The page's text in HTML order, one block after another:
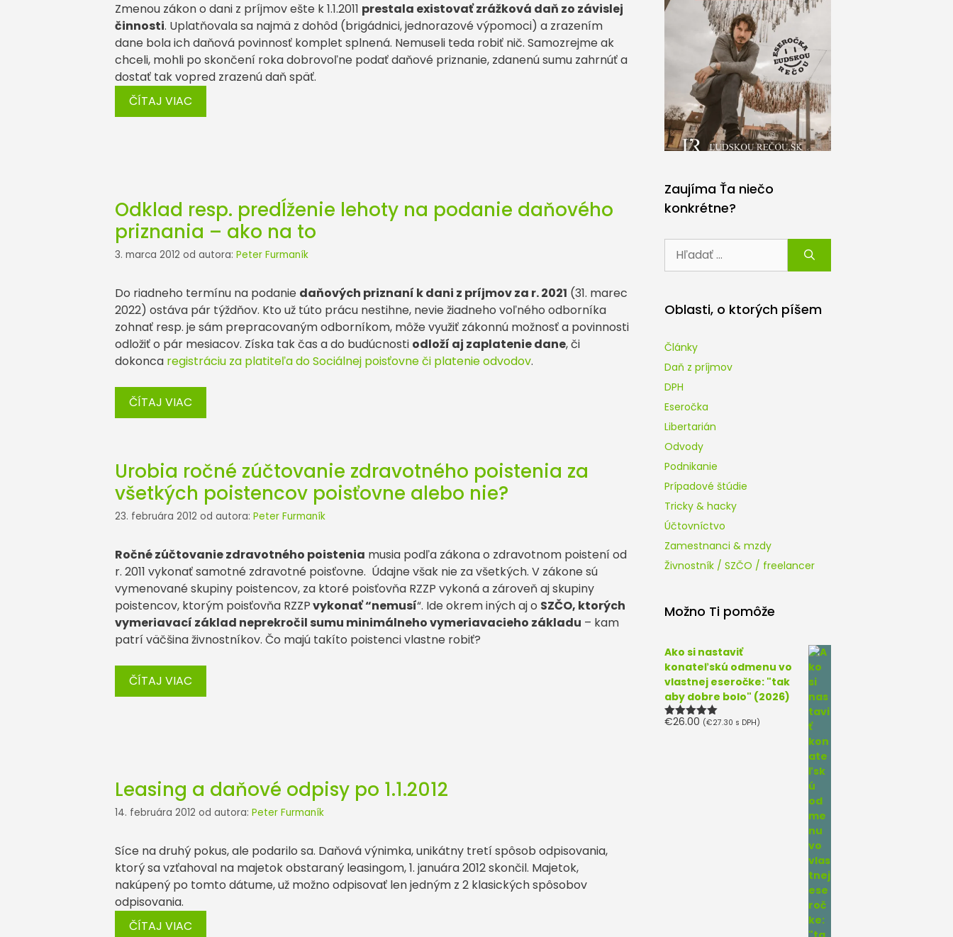
Zmenou zákon o dani z príjmov ešte k 1.1.2011 prestala existovať zrážková daň zo závislej
činnosti. Uplatňovala sa najmä z dohôd (brigádnici, jednorazové výpomoci) a zrazením
dane bola ich daňová povinnosť komplet splnená. Nemuseli teda robiť nič. Samozrejme ak
chceli, mohli po skončení roka dobrovoľne podať daňové priznanie, zdanenú sumu zahrnúť a
dostať tak vopred zrazenú daň späť.
ČÍTAJ VIAC
Odklad resp. predĺženie lehoty na podanie daňového
priznania – ako na to
3. marca 2012 od autora: Peter Furmaník
Do riadneho termínu na podanie daňových priznaní k dani z príjmov za r. 2021 (31. marec
2022) ostáva pár týždňov. Kto už túto prácu nestihne, nevie žiadneho voľného odborníka
zohnať resp. je sám prepracovaným odborníkom, môže využiť zákonnú možnosť a povinnosti
odložiť o pár mesiacov. Získa tak čas a do budúcnosti odloží aj zaplatenie dane, či
dokonca registráciu za platiteľa do Sociálnej poisťovne či platenie odvodov.
ČÍTAJ VIAC
Urobia ročné zúčtovanie zdravotného poistenia za
všetkých poistencov poisťovne alebo nie?
23. februára 2012 od autora: Peter Furmaník
Ročné zúčtovanie zdravotného poistenia musia podľa zákona o zdravotnom poistení od
r. 2011 vykonať samotné zdravotné poisťovne. Údajne však nie za všetkých. V zákone sú
vymenované skupiny poistencov, za ktoré poisťovňa RZZP vykoná a zároveň aj skupiny
poistencov, ktorým poisťovňa RZZPvykonať “nemusí“. Ide okrem iných aj o SZČO, ktorých
vymeriavací základ neprekročil sumu minimálneho vymeriavacieho základu – kam
patrí väčšina živnostníkov. Čo majú takíto poistenci vlastne robiť?
ČÍTAJ VIAC
Leasing a daňové odpisy po 1.1.2012
14. februára 2012 od autora: Peter Furmaník
Síce na druhý pokus, ale podarilo sa. Daňová výnimka, unikátny tretí spôsob odpisovania,
ktorý sa vzťahoval na majetok obstaraný leasingom, 1. januára 2012 skončil. Majetok,
nakúpený po tomto dátume, už možno odpisovať len jedným z 2 klasických spôsobov
odpisovania.
ČÍTAJ VIAC
Zaujíma Ťa niečo
konkrétne?
Oblasti, o ktorých píšem
Články
Daň z príjmov
DPH
Eseročka
Libertarián
Odvody
Podnikanie
Prípadové štúdie
Tricky & hacky
Účtovníctvo
Zamestnanci & mzdy
Živnostník / SZČO / freelancer
Možno Ti pomôže
Ako si nastaviť
konateľskú odmenu vo
vlastnej eseročke: "tak
aby dobre bolo" (2026)
Hodnotenie
€26.00 (€27.30 s DPH)